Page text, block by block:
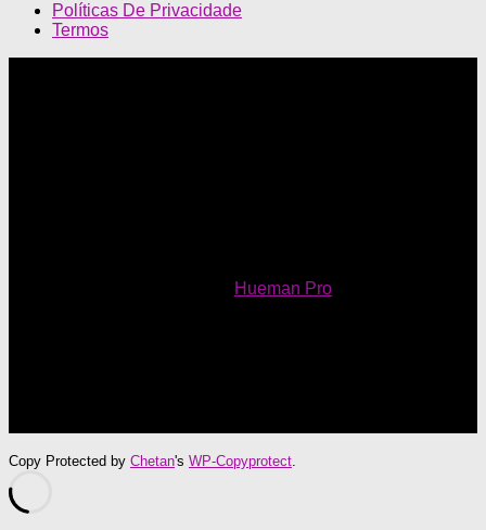
Políticas De Privacidade
Termos
Hueman Pro
Copy Protected by Chetan's WP-Copyprotect.